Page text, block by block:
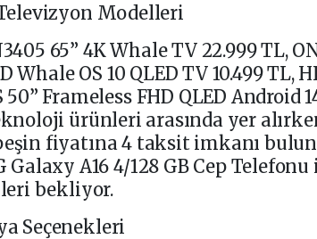
Modelleri
65” 4K Whale TV 22.999 TL,
Whale OS 10 QLED TV 10.499 TL,
50” Frameless FHD QLED Android
ürünleri arasında yer
fiyatına 4 taksit imkanı
Galaxy A16 4/128 GB Cep Telefonu
bekliyor.
Seçenekleri